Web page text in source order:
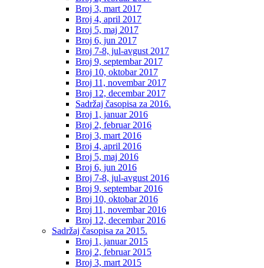
Broj 3, mart 2017
Broj 4, april 2017
Broj 5, maj 2017
Broj 6, jun 2017
Broj 7-8, jul-avgust 2017
Broj 9, septembar 2017
Broj 10, oktobar 2017
Broj 11, novembar 2017
Broj 12, decembar 2017
Sadržaj časopisa za 2016.
Broj 1, januar 2016
Broj 2, februar 2016
Broj 3, mart 2016
Broj 4, april 2016
Broj 5, maj 2016
Broj 6, jun 2016
Broj 7-8, jul-avgust 2016
Broj 9, septembar 2016
Broj 10, oktobar 2016
Broj 11, novembar 2016
Broj 12, decembar 2016
Sadržaj časopisa za 2015.
Broj 1, januar 2015
Broj 2, februar 2015
Broj 3, mart 2015